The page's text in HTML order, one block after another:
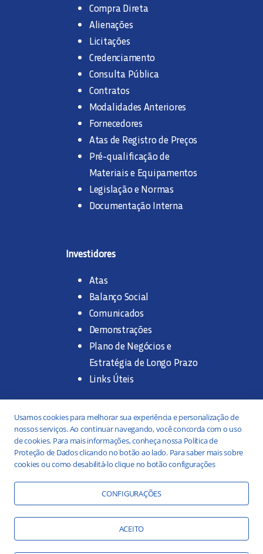
Compra Direta
Alienações
Licitações
Credenciamento
Consulta Pública
Contratos
Modalidades Anteriores
Fornecedores
Atas de Registro de Preços
Pré-qualificação de
Materiais e Equipamentos
Legislação e Normas
Documentação Interna
Investidores
Atas
Balanço Social
Comunicados
Demonstrações
Plano de Negócios e
Estratégia de Longo Prazo
Links Úteis
Trabalhe na SANASA
Concurso Público
Estágio
Portal da Transparência
Práticas ESG
Responsabilidade Social
Educação Ambiental
Usamos cookies para melhorar sua experiência e personalização de
nossos serviços. Ao continuar navegando, você concorda com o uso
de cookies. Para mais informações, conheça nossa Política de
Proteção de Dados clicando no botão ao lado. Para saber mais sobre
cookies ou como desabilitá-lo clique no botão configurações
CONFIGURAÇÕES
ACEITO